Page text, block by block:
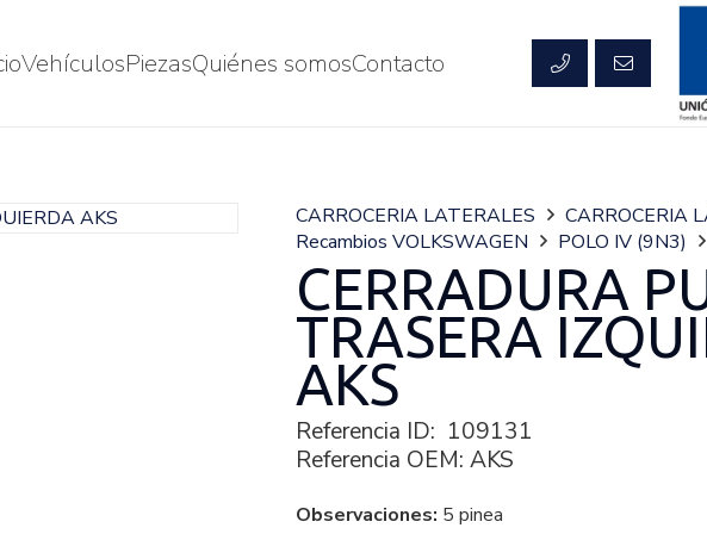
VehículosPiezasQuiénes somosContacto
CARROCERIA LATERALES
CARROCERIA
Recambios VOLKSWAGEN
POLO IV (9N3)
CERRADURA
TRASERA
AKS
Referencia ID: 109131
Referencia OEM: AKS
Observaciones: 5 pinea